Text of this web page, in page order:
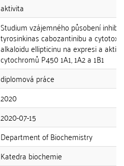
aktivita
Studium vzájemného působení
tyrosinkinas cabozantinibu a
alkaloidu ellipticinu na expresi a
cytochromů P450 1A1, 1A2 a 1B1
diplomová práce
2020
2020-07-15
Department of Biochemistry
Katedra biochemie